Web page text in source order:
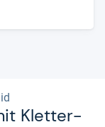
Klet­ter­